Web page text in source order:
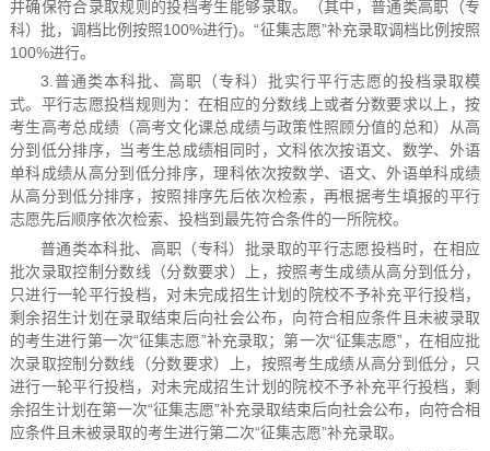
并确保符合录取规则的投档考生能够录取。（其中，普通类高职（专
科）批，调档比例按照100%进行)。“征集志愿”补充录取调档比例按照
100%进行。
3.普通类本科批、高职（专科）批实行平行志愿的投档录取模
式。平行志愿投档规则为：在相应的分数线上或者分数要求以上，按
考生高考总成绩（高考文化课总成绩与政策性照顾分值的总和）从高
分到低分排序，当考生总成绩相同时，文科依次按语文、数学、外语
单科成绩从高分到低分排序，理科依次按数学、语文、外语单科成绩
从高分到低分排序，按照排序先后依次检索，再根据考生填报的平行
志愿先后顺序依次检索、投档到最先符合条件的一所院校。
普通类本科批、高职（专科）批录取的平行志愿投档时，在相应
批次录取控制分数线（分数要求）上，按照考生成绩从高分到低分，
只进行一轮平行投档，对未完成招生计划的院校不予补充平行投档，
剩余招生计划在录取结束后向社会公布，向符合相应条件且未被录取
的考生进行第一次“征集志愿”补充录取；第一次“征集志愿”，在相应批
次录取控制分数线（分数要求）上，按照考生成绩从高分到低分，只
进行一轮平行投档，对未完成招生计划的院校不予补充平行投档，剩
余招生计划在第一次“征集志愿”补充录取结束后向社会公布，向符合相
应条件且未被录取的考生进行第二次“征集志愿”补充录取。